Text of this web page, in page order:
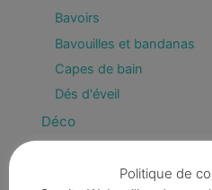
Bavoirs
Bavouilles et bandanas
Capes de bain
Dés d'éveil
Déco
Politique de